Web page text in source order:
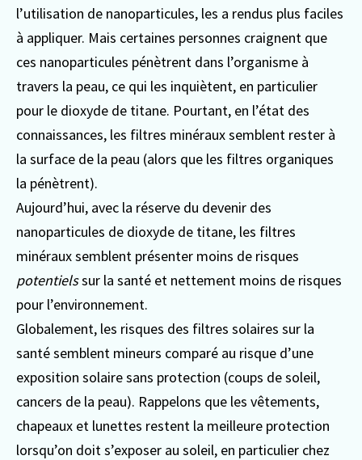
l’utilisation de nanoparticules, les a rendus plus faciles
à appliquer. Mais certaines personnes craignent que
ces nanoparticules pénètrent dans l’organisme à
travers la peau, ce qui les inquiètent, en particulier
pour le dioxyde de titane. Pourtant, en l’état des
connaissances, les filtres minéraux semblent rester à
la surface de la peau (alors que les filtres organiques
la pénètrent).
Aujourd’hui, avec la réserve du devenir des
nanoparticules de dioxyde de titane, les filtres
minéraux semblent présenter moins de risques
potentielssur la santé et nettement moins de risques
pour l’environnement.
Globalement, les risques des filtres solaires sur la
santé semblent mineurs comparé au risque d’une
exposition solaire sans protection (coups de soleil,
cancers de la peau). Rappelons que les vêtements,
chapeaux et lunettes restent la meilleure protection
lorsqu’on doit s’exposer au soleil, en particulier chez